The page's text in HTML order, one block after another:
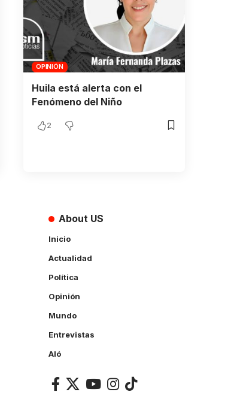
OPINIÓN
Huila está alerta con el
Fenómeno del Niño
2
About US
Inicio
Actualidad
Política
Opinión
Mundo
Entrevistas
Aló